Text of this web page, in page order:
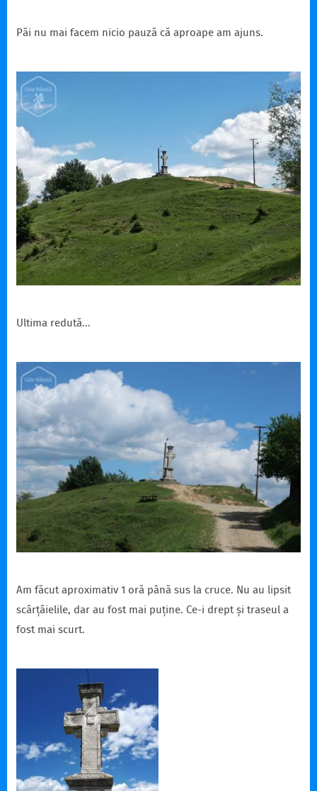
Păi nu mai facem nicio pauză că aproape am ajuns.
Ultima redută...
Am făcut aproximativ 1 oră până sus la cruce. Nu au lipsit
scârțâielile, dar au fost mai puține. Ce-i drept și traseul a
fost mai scurt.